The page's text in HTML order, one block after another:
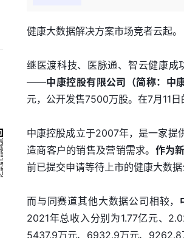
健康大数据解决方案市场竞者云起。
继医渡科技、医脉通、智云健康成
——中康控股有限公司（简称：中
元，公开发售7500万股。在7月11日
中康控股成立于2007年，是一家提
造商客户的销售及营销需求。 作为
前已提交申请等待上市的健康大数
而与同赛道其他大数据公司相较，
2021年总收入分别为1.77亿元、
5437.9万元、6932.9万元、9262.8